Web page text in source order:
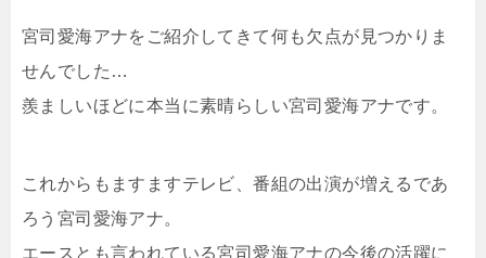
宮司愛海アナをご紹介してきて何も欠点が見つかりま
せんでした…
羨ましいほどに本当に素晴らしい宮司愛海アナです。
これからもますますテレビ、番組の出演が増えるであ
ろう宮司愛海アナ。
エースとも言われている宮司愛海アナの今後の活躍に